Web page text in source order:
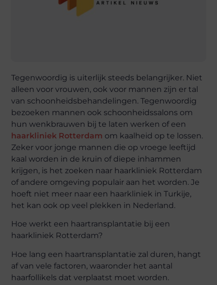
Tegenwoordig is uiterlijk steeds belangrijker. Niet
alleen voor vrouwen, ook voor mannen zijn er tal
van schoonheidsbehandelingen. Tegenwoordig
bezoeken mannen ook schoonheidssalons om
hun wenkbrauwen bij te laten werken of een
haarkliniek Rotterdam om kaalheid op te lossen.
Zeker voor jonge mannen die op vroege leeftijd
kaal worden in de kruin of diepe inhammen
krijgen, is het zoeken naar haarkliniek Rotterdam
of andere omgeving populair aan het worden. Je
hoeft niet meer naar een haarkliniek in Turkije,
het kan ook op veel plekken in Nederland.
Hoe werkt een haartransplantatie bij een
haarkliniek Rotterdam?
Hoe lang een haartransplantatie zal duren, hangt
af van vele factoren, waaronder het aantal
haarfollikels dat verplaatst moet worden.